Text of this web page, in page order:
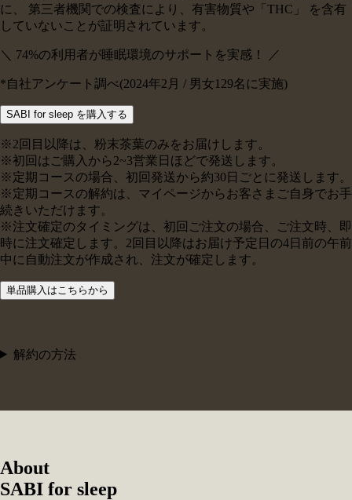
に、 第三者機関での検査により、有害物質や「THC」 を含有
していないことが証明されています。
＼ 74%の利用者が睡眠環境のサポートを実感！ ／
*自社アンケート調べ(2024年2月 / 男女129名に実施)
SABI for sleep を購入する
※2回目以降は、粉末茶葉のみをお届けします。
※初回はご購入から2~3営業日ほどで発送します。
※定期コースの場合、初回発送から約30日ごとに発送します。
※定期コースの解約は、マイページからお客さまご自身でお手
続きいただけます。
※注文確定のタイミングは、初回ご注文の場合、ご注文時、即
時に注文確定します。2回目以降はお届け予定日の4日前の午前
中に自動注文が作成され、注文が確定します。
単品購入はこちらから
解約の方法
About
SABI for sleep